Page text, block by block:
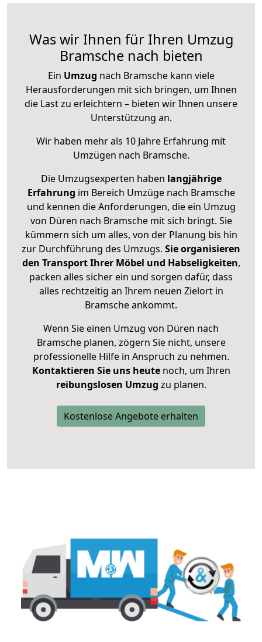
Was wir Ihnen für Ihren Umzug
Bramsche nach bieten
Ein Umzug nach Bramsche kann viele
Herausforderungen mit sich bringen, um Ihnen
die Last zu erleichtern – bieten wir Ihnen unsere
Unterstützung an.
Wir haben mehr als 10 Jahre Erfahrung mit
Umzügen nach Bramsche.
Die Umzugsexperten haben langjährige
Erfahrung im Bereich Umzüge nach Bramsche
und kennen die Anforderungen, die ein Umzug
von Düren nach Bramsche mit sich bringt. Sie
kümmern sich um alles, von der Planung bis hin
zur Durchführung des Umzugs. Sie organisieren
den Transport Ihrer Möbel und Habseligkeiten,
packen alles sicher ein und sorgen dafür, dass
alles rechtzeitig an Ihrem neuen Zielort in
Bramsche ankommt.
Wenn Sie einen Umzug von Düren nach
Bramsche planen, zögern Sie nicht, unsere
professionelle Hilfe in Anspruch zu nehmen.
Kontaktieren Sie uns heutenoch, um Ihren
reibungslosen Umzug zu planen.
Kostenlose Angebote erhalten